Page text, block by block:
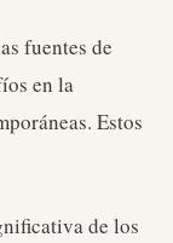
fuentes de
en la
Estos
de los